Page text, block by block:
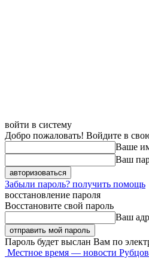
войти в систему
Добро пожаловать! Войдите в
Ваше
Ваш
Забыли пароль? получить помощь
восстановление пароля
Восстановите свой пароль
Ваш
Пароль будет выслан Вам по
Местное время — новости